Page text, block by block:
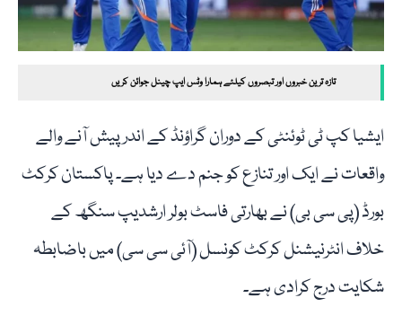
تازہ ترین خبروں اور تبصروں کیلئے ہمارا وٹس ایپ چینل جوائن کریں
ایشیا کپ ٹی ٹوئنٹی کے دوران گراؤنڈ کے اندر پیش آنے والے
واقعات نے ایک اور تنازع کو جنم دے دیا ہے۔ پاکستان کرکٹ
بورڈ (پی سی بی) نے بھارتی فاسٹ بولر ارشدیپ سنگھ کے
خلاف انٹرنیشنل کرکٹ کونسل (آئی سی سی) میں باضابطہ
شکایت درج کرادی ہے۔